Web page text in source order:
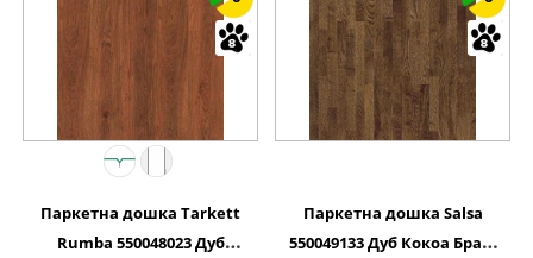
Паркетна дошка Tarkett
Rumba 550048023 Дуб
Паркетна дошка Salsa
550049133 Дуб Кокоа Браш